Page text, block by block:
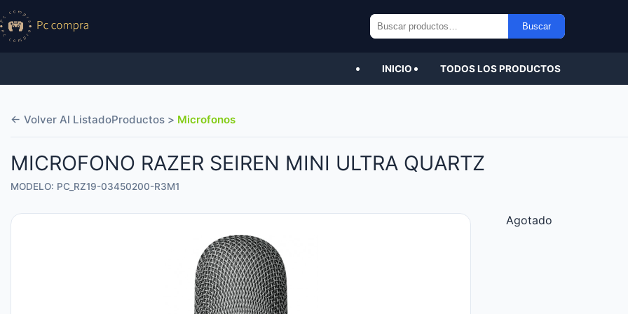
Buscar
por:
Buscar
INICIO TODOS LOS PRODUCTOS
← Volver Al ListadoProductos > Microfonos
MICROFONO RAZER SEIREN MINI ULTRA QUARTZ
MODELO: PC_RZ19-03450200-R3M1
Agotado